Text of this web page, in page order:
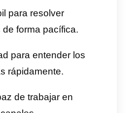
sobre
oportunidades de
las cuentas de los